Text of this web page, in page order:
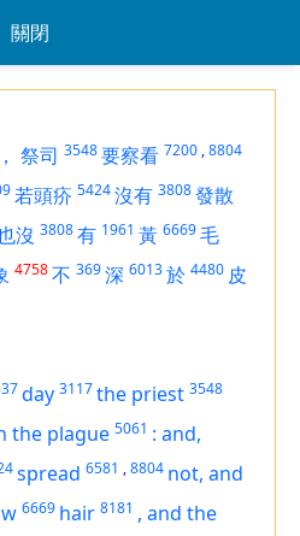
關閉
， 祭司 3548要察看 7200 ,8804
若頭疥 5424沒有 3808發散
沒 3808有 1961 黃 6669毛
4758不 369深 6013於 4480 皮
day 3117the priest 3548
the plague 5061 : and,
spread 6581 ,8804 not, and
6669 hair 8181 , and the